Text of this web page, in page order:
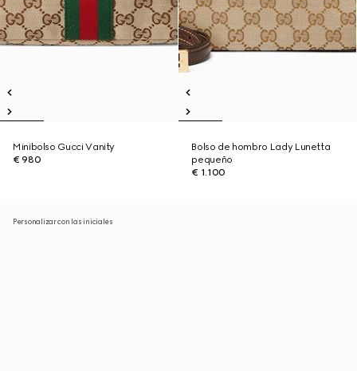
Minibolso Gucci Vanity
€ 980
Bolso de hombro Lady Lunetta
pequeño
€ 1.100
Personalizar con las iniciales